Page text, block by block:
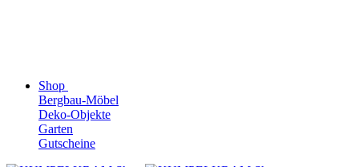
Shop
Bergbau-Möbel
Deko-Objekte
Garten
Gutscheine